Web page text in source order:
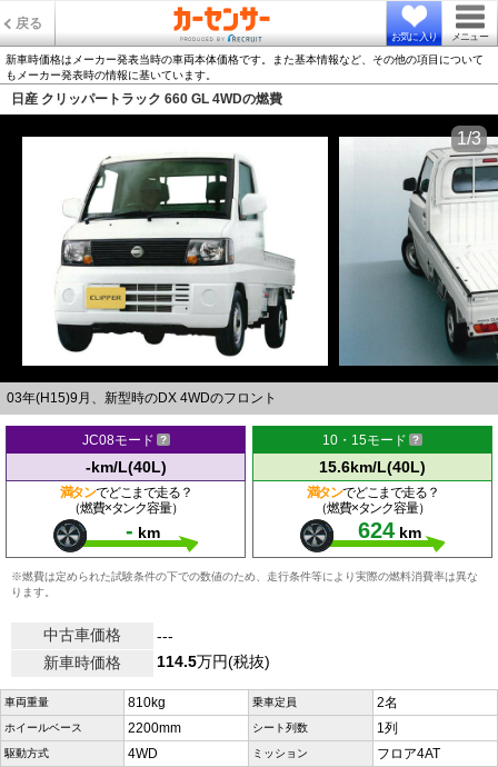
戻る
お気に入り メニュー
新車時価格はメーカー発表当時の車両本体価格です。また基本情報など、その他の項目について
もメーカー発表時の情報に基いています。
日産 クリッパートラック 660 GL 4WDの燃費
03年(H15)9月、新型時のDX 4WDのフロント
1/3
JC08モード
-km/L(40L)
満タンでどこまで走る？
（燃費×タンク容量）
- km
10・15モード
15.6km/L(40L)
満タンでどこまで走る？
（燃費×タンク容量）
624 km
※燃費は定められた試験条件の下での数値のため、走行条件等により実際の燃料消費率は異な
ります。
中古車価格
---
新車時価格
114.5万円(税抜)
車両重量 810kg 乗車定員 2名
ホイールベース 2200mm シート列数 1列
駆動方式 4WD ミッション フロア4AT